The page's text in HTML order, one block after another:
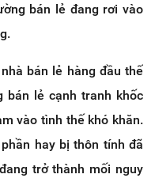
bán lẻ đang rơi vào
bán lẻ hàng đầu thế
bán lẻ cạnh tranh khốc
vào tình thế khó khăn.
hay bị thôn tính đã
trở thành mối nguy